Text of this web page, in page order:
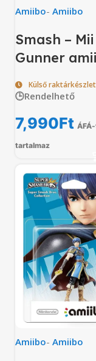
Amiibo- Amiibo
Smash – Mii
Gunner
Külső raktárkészlet
🕒Rendelhető
7,990Ft
tartalmaz
Amiibo- Amiibo